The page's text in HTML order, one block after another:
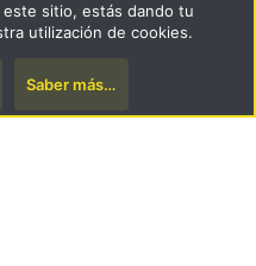
© 2010-2024 XenForo Ltd.
sitio, estás dando tu
utilización de cookies.
Saber más…